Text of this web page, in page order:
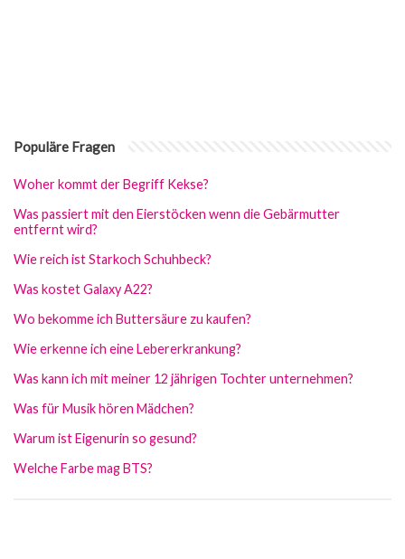
Populäre Fragen
Woher kommt der Begriff Kekse?
Was passiert mit den Eierstöcken wenn die Gebärmutter
entfernt wird?
Wie reich ist Starkoch Schuhbeck?
Was kostet Galaxy A22?
Wo bekomme ich Buttersäure zu kaufen?
Wie erkenne ich eine Lebererkrankung?
Was kann ich mit meiner 12 jährigen Tochter unternehmen?
Was für Musik hören Mädchen?
Warum ist Eigenurin so gesund?
Welche Farbe mag BTS?